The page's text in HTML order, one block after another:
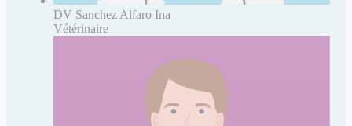
DV Sanchez Alfaro Ina
Vétérinaire